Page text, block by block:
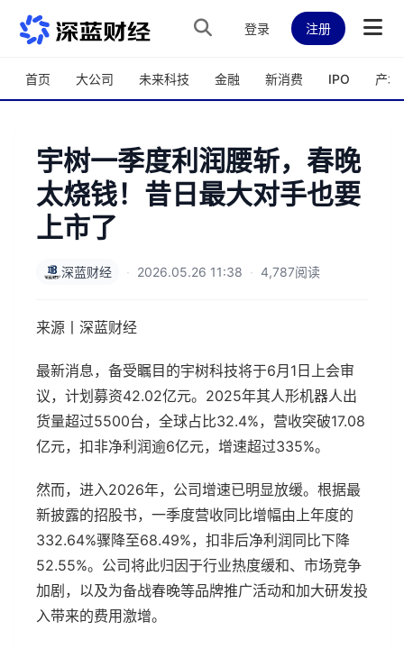
跳转到主内容
登录 注册
首页 大公司 未来科技 金融 新消费 IPO 产城
宇树一季度利润腰斩，春晚
太烧钱！昔日最大对手也要
上市了
深蓝财经 · 2026.05.26 11:38 · 4,787阅读
来源丨深蓝财经
最新消息，备受瞩目的宇树科技将于6月1日上会审
议，计划募资42.02亿元。2025年其人形机器人出
货量超过5500台，全球占比32.4%，营收突破17.08
亿元，扣非净利润逾6亿元，增速超过335%。
然而，进入2026年，公司增速已明显放缓。根据最
新披露的招股书，一季度营收同比增幅由上年度的
332.64%骤降至68.49%，扣非后净利润同比下降
52.55%。公司将此归因于行业热度缓和、市场竞争
加剧，以及为备战春晚等品牌推广活动和加大研发投
入带来的费用激增。